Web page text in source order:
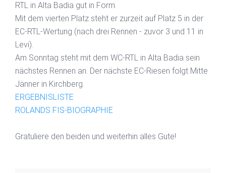
RTL in Alta Badia gut in Form.
Mit dem vierten Platz steht er zurzeit auf Platz 5 in der
EC-RTL-Wertung (nach drei Rennen - zuvor 3 und 11 in
Levi).
Am Sonntag steht mit dem WC-RTL in Alta Badia sein
nächstes Rennen an. Der nächste EC-Riesen folgt Mitte
Jänner in Kirchberg.
ERGEBNISLISTE
ROLANDS FIS-BIOGRAPHIE
Gratuliere den beiden und weiterhin alles Gute!